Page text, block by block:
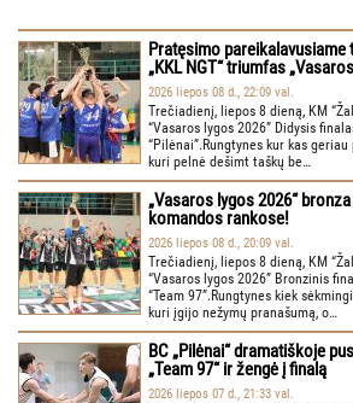
Pratęsimo pareikalavusiame
„KKL NGT“ triumfas
2026 liepos 08 d., 22:09 val.
Trečiadienį, liepos 8 dieną, KM
“Vasaros lygos 2026” Didysis
“Pilėnai”.Rungtynes kur kas geriau
kuri pelnė dešimt taškų be…
„Vasaros lygos 2026“ bronza
komandos rankose!
2026 liepos 08 d., 20:09 val.
Trečiadienį, liepos 8 dieną, KM
“Vasaros lygos 2026” Bronzinis
“Team 97”.Rungtynes kiek
kuri įgijo nežymų pranašumą, o…
BC „Pilėnai“ dramatiškoje
„Team 97“ ir žengė į finalą
2026 liepos 07 d., 21:33 val.